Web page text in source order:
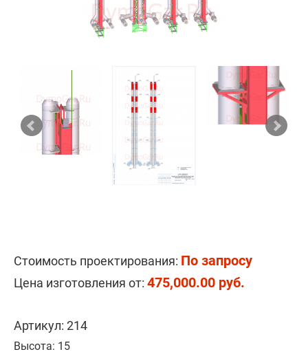
Стоимость проектирования: По запросу
Цена изготовления от: 475,000.00 руб.
Артикул: 214
Высота: 15